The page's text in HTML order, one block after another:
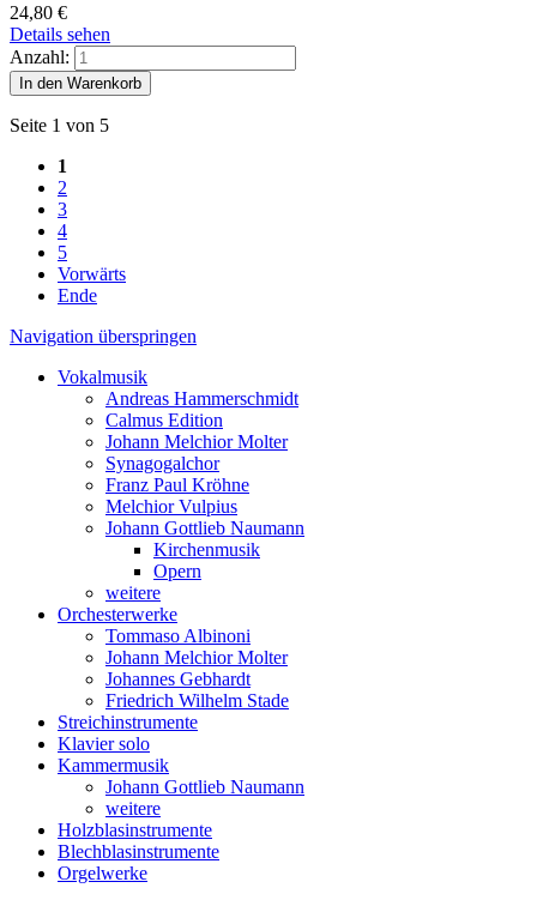
24,80 €
Details sehen
Anzahl:
Seite 1 von 5
1
2
3
4
5
Vorwärts
Ende
Navigation überspringen
Vokalmusik
Andreas Hammerschmidt
Calmus Edition
Johann Melchior Molter
Synagogalchor
Franz Paul Kröhne
Melchior Vulpius
Johann Gottlieb Naumann
Kirchenmusik
Opern
weitere
Orchesterwerke
Tommaso Albinoni
Johann Melchior Molter
Johannes Gebhardt
Friedrich Wilhelm Stade
Streichinstrumente
Klavier solo
Kammermusik
Johann Gottlieb Naumann
weitere
Holzblasinstrumente
Blechblasinstrumente
Orgelwerke